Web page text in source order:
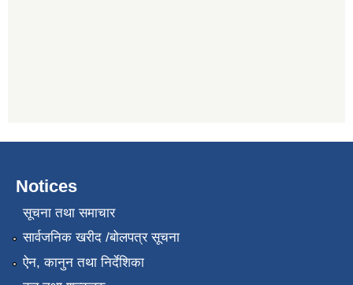
Notices
सूचना तथा समाचार
सार्वजनिक खरीद /बोलपत्र सूचना
ऐन, कानुन तथा निर्देशिका